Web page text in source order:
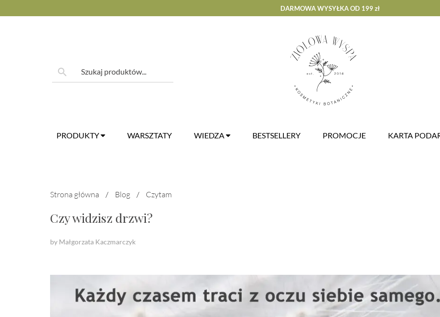
to
DARMOWA WYSYŁKA OD 199 zł
search
PRODUKTY WARSZTATY WIEDZA BESTSELLERY PROMOCJE KARTA
Strona główna / Blog / Czytam
Czy widzisz drzwi?
by Małgorzata Kaczmarczyk